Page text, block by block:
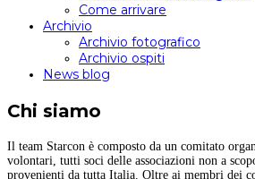
Come arrivare
Archivio
Archivio fotografico
Archivio ospiti
News blog
Chi siamo
Il team Starcon è composto da un comitato
volontari, tutti soci delle associazioni non a
provenienti da tutta Italia. Oltre ai membri dei